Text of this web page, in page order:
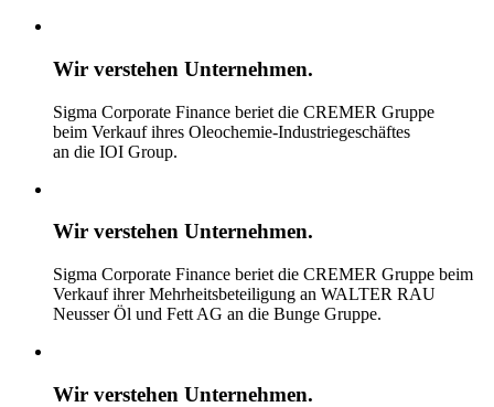
Wir verstehen Unternehmen.
Sigma Corporate Finance beriet die CREMER Gruppe
beim Verkauf ihres Oleochemie-Industriegeschäftes
an die IOI Group.
Wir verstehen Unternehmen.
Sigma Corporate Finance beriet die CREMER Gruppe beim
Verkauf ihrer Mehrheitsbeteiligung an WALTER RAU
Neusser Öl und Fett AG an die Bunge Gruppe.
Wir verstehen Unternehmen.